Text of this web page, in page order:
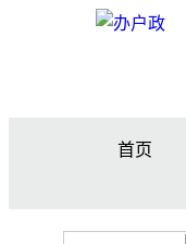
首页